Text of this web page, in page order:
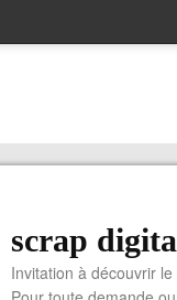
scrap
Invitation à découvrir